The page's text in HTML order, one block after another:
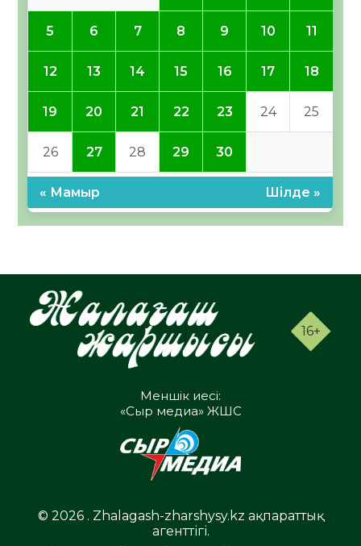
5 6 7 8 9 10 11
12 13 14 15 16 17 18
19 20 21 22 23 24 25
26 27 28 29 30
« Мамыр Шілде »
16+
Меншік иесі:
«Сыр медиа» ЖШС
© 2026 . Zhalagash-zharshysy.kz ақпараттық
агенттігі.